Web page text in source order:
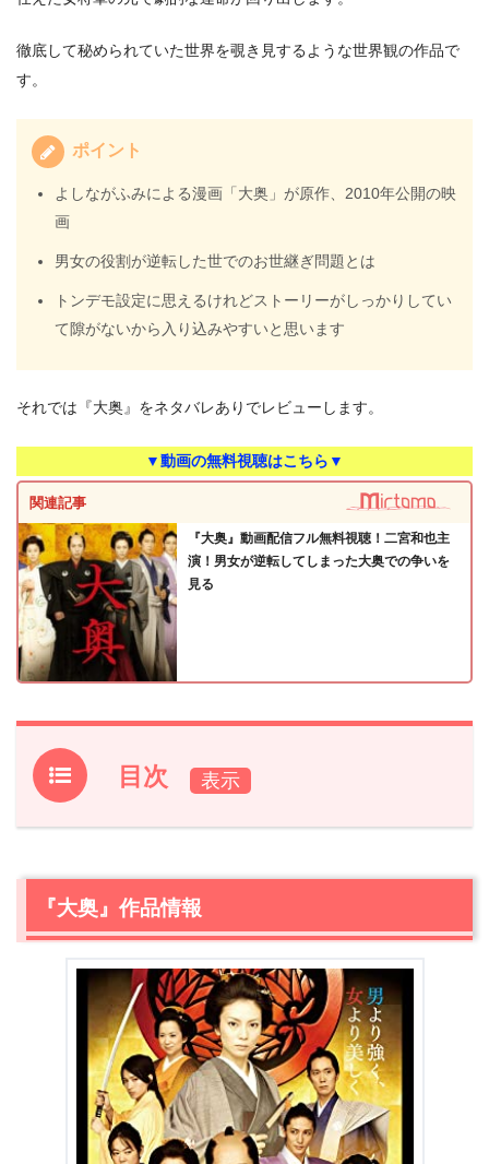
徹底して秘められていた世界を覗き見するような世界観の作品で
す。
ポイント
よしながふみによる漫画「大奥」が原作、2010年公開の映
画
男女の役割が逆転した世でのお世継ぎ問題とは
トンデモ設定に思えるけれどストーリーがしっかりしてい
て隙がないから入り込みやすいと思います
それでは『大奥』をネタバレありでレビューします。
▼動画の無料視聴はこちら▼
関連記事
『大奥』動画配信フル無料視聴！二宮和也主
演！男女が逆転してしまった大奥での争いを
見る
目次
1.『大奥』作品情報
2.1疫病がはびこり男が激減した世、男女の役割は逆転
2.2大奥での生活の始まり
2.4役目を果たした水野と、吉宗の思惑
【ネタバレ】『大奥』感想
3.1今さらになって見た理由、見てこなかった理由
3.2印象に残っている場面はキスシーン
『大奥』まとめ
『大奥』作品情報